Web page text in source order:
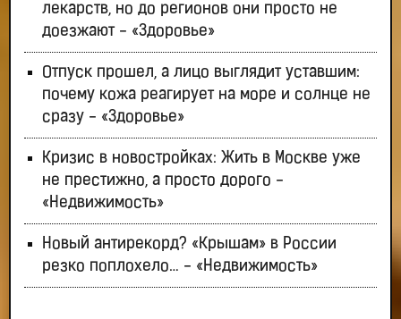
лекарств, но до регионов они просто не
доезжают - «Здоровье»
Отпуск прошел, а лицо выглядит уставшим:
почему кожа реагирует на море и солнце не
сразу - «Здоровье»
Кризис в новостройках: Жить в Москве уже
не престижно, а просто дорого -
«Недвижимость»
Новый антирекорд? «Крышам» в России
резко поплохело… - «Недвижимость»